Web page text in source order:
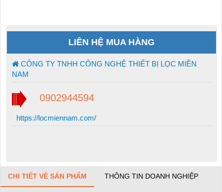
LIÊN HỆ MUA HÀNG
CÔNG TY TNHH CÔNG NGHỆ THIẾT BỊ LỌC MIỀN
NAM
0902944594
https://locmiennam.com/
CHI TIẾT VỀ SẢN PHẨM THÔNG TIN DOANH NGHIỆP